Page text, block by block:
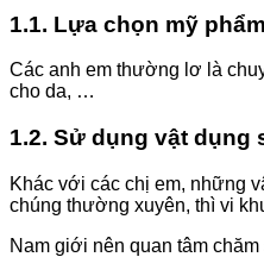
1.1. Lựa chọn mỹ
Các anh em thường lơ là
cho da, …
1.2. Sử dụng vật dụng
Khác với các chị em, những
chúng thường xuyên, thì vi
Nam giới nên quan tâm